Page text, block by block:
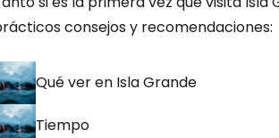
consejos y recomendaciones:
Qué ver en Isla Grande
Tiempo